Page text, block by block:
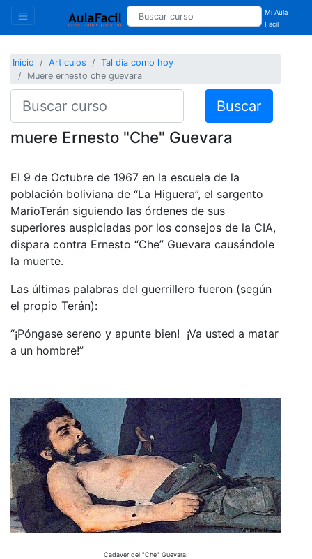
Mi Aula
Facil
Inicio Articulos
Tal dia como hoy
Muere ernesto che guevara
Buscar
muere Ernesto "Che" Guevara
El 9 de Octubre de 1967 en la escuela de la
población boliviana de “La Higuera”, el sargento
MarioTerán siguiendo las órdenes de sus
superiores auspiciadas por los consejos de la CIA,
dispara contra Ernesto “Che” Guevara causándole
la muerte.
Las últimas palabras del guerrillero fueron (según
el propio Terán):
“¡Póngase sereno y apunte bien! ¡Va usted a matar
a un hombre!”
Cadaver del "Che" Guevara.